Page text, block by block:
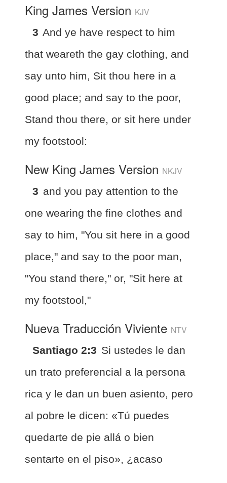
King James Version KJV
3 And ye have respect to him
that weareth the gay clothing, and
say unto him, Sit thou here in a
good place; and say to the poor,
Stand thou there, or sit here under
my footstool:
New King James Version NKJV
3 and you pay attention to the
one wearing the fine clothes and
say to him, "You sit here in a good
place," and say to the poor man,
"You stand there," or, "Sit here at
my footstool,"
Nueva Traducción Viviente NTV
Santiago 2:3 Si ustedes le dan
un trato preferencial a la persona
rica y le dan un buen asiento, pero
al pobre le dicen: «Tú puedes
quedarte de pie allá o bien
sentarte en el piso», ¿acaso